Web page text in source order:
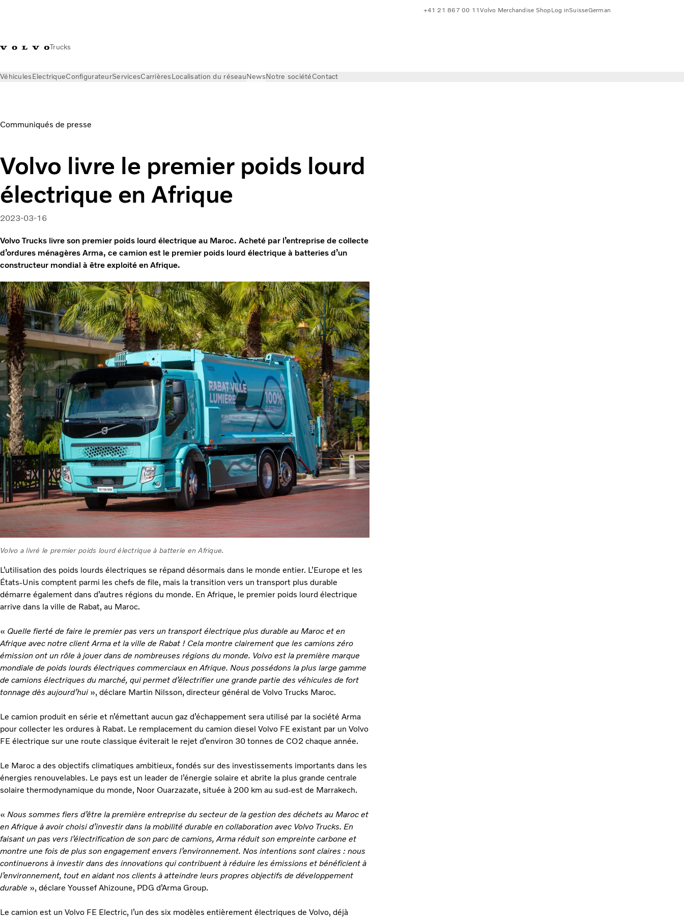
Trucks
+41 21 867 00 11Volvo Merchandise ShopLog inSuisseGerman
VéhiculesElectriqueConfigurateurServicesCarrièresLocalisation du réseauNewsNotre sociétéContact
Communiqués de presse
Volvo livre le premier poids lourd
électrique en Afrique
2023-03-16
Volvo Trucks livre son premier poids lourd électrique au Maroc. Acheté par l’entreprise de collecte
d’ordures ménagères Arma, ce camion est le premier poids lourd électrique à batteries d’un
constructeur mondial à être exploité en Afrique.
Volvo a livré le premier poids lourd électrique à batterie en Afrique.
L’utilisation des poids lourds électriques se répand désormais dans le monde entier. L’Europe et les
États-Unis comptent parmi les chefs de file, mais la transition vers un transport plus durable
démarre également dans d’autres régions du monde. En Afrique, le premier poids lourd électrique
arrive dans la ville de Rabat, au Maroc.
« Quelle fierté de faire le premier pas vers un transport électrique plus durable au Maroc et en
Afrique avec notre client Arma et la ville de Rabat ! Cela montre clairement que les camions zéro
émission ont un rôle à jouer dans de nombreuses régions du monde. Volvo est la première marque
mondiale de poids lourds électriques commerciaux en Afrique. Nous possédons la plus large gamme
de camions électriques du marché, qui permet d’électrifier une grande partie des véhicules de fort
tonnage dès aujourd’hui», déclare Martin Nilsson, directeur général de Volvo Trucks Maroc.
Le camion produit en série et n’émettant aucun gaz d’échappement sera utilisé par la société Arma
pour collecter les ordures à Rabat. Le remplacement du camion diesel Volvo FE existant par un Volvo
FE électrique sur une route classique éviterait le rejet d’environ 30 tonnes de CO2 chaque année.
Le Maroc a des objectifs climatiques ambitieux, fondés sur des investissements importants dans les
énergies renouvelables. Le pays est un leader de l’énergie solaire et abrite la plus grande centrale
solaire thermodynamique du monde, Noor Ouarzazate, située à 200 km au sud-est de Marrakech.
« Nous sommes fiers d’être la première entreprise du secteur de la gestion des déchets au Maroc et
en Afrique à avoir choisi d’investir dans la mobilité durable en collaboration avec Volvo Trucks. En
faisant un pas vers l’électrification de son parc de camions, Arma réduit son empreinte carbone et
montre une fois de plus son engagement envers l’environnement. Nos intentions sont claires : nous
continuerons à investir dans des innovations qui contribuent à réduire les émissions et bénéficient à
l’environnement, tout en aidant nos clients à atteindre leurs propres objectifs de développement
durable », déclare Youssef Ahizoune, PDG d’Arma Group.
Le camion est un Volvo FE Electric, l’un des six modèles entièrement électriques de Volvo, déjà